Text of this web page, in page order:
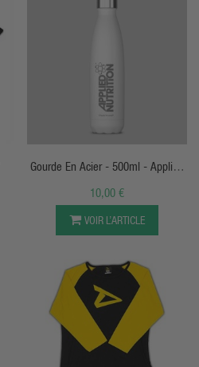
APERÇU RAPIDE
Gourde En Acier - 500ml - Applied
Nutrition
10,00 €
VOIR L’ARTICLE